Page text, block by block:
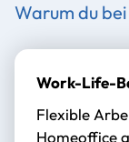
Warum du
Work-Life-
Flexible
Homeoffice